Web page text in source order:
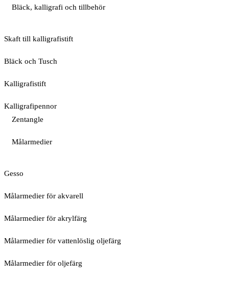
Bläck, kalligrafi och tillbehör
Skaft till kalligrafistift
Bläck och Tusch
Kalligrafistift
Kalligrafipennor
Zentangle
Målarmedier
Gesso
Målarmedier för akvarell
Målarmedier för akrylfärg
Målarmedier för vattenlöslig oljefärg
Målarmedier för oljefärg